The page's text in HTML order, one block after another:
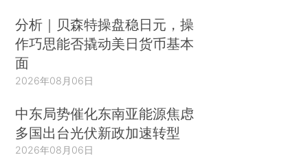
分析｜贝森特操盘稳日元，操
作巧思能否撬动美日货币基本
面
2026年08月06日
中东局势催化东南亚能源焦虑
多国出台光伏新政加速转型
2026年08月06日